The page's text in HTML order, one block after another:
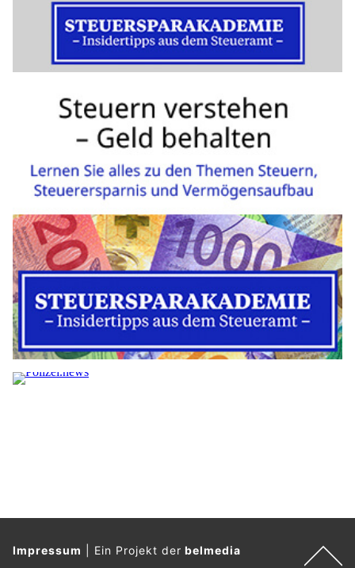
Impressum Ein Projekt derbelmedia